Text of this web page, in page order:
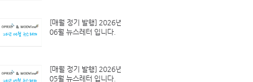
[매월 정기 발행] 2026년
06월 뉴스레터 입니다.
[매월 정기 발행] 2026년
05월 뉴스레터 입니다.